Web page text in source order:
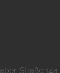
Straße 14a